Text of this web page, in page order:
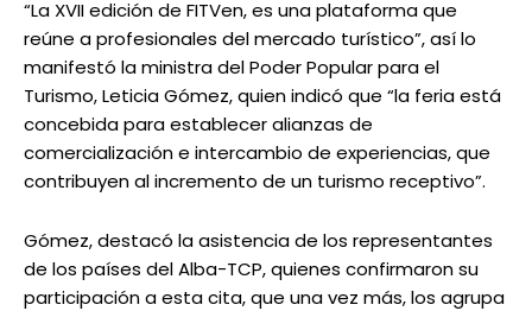
“La XVII edición de FITVen, es una plataforma que
reúne a profesionales del mercado turístico”, así lo
manifestó la ministra del Poder Popular para el
Turismo, Leticia Gómez, quien indicó que “la feria está
concebida para establecer alianzas de
comercialización e intercambio de experiencias, que
contribuyen al incremento de un turismo receptivo”.
Gómez, destacó la asistencia de los representantes
de los países del Alba-TCP, quienes confirmaron su
participación a esta cita, que una vez más, los agrupa